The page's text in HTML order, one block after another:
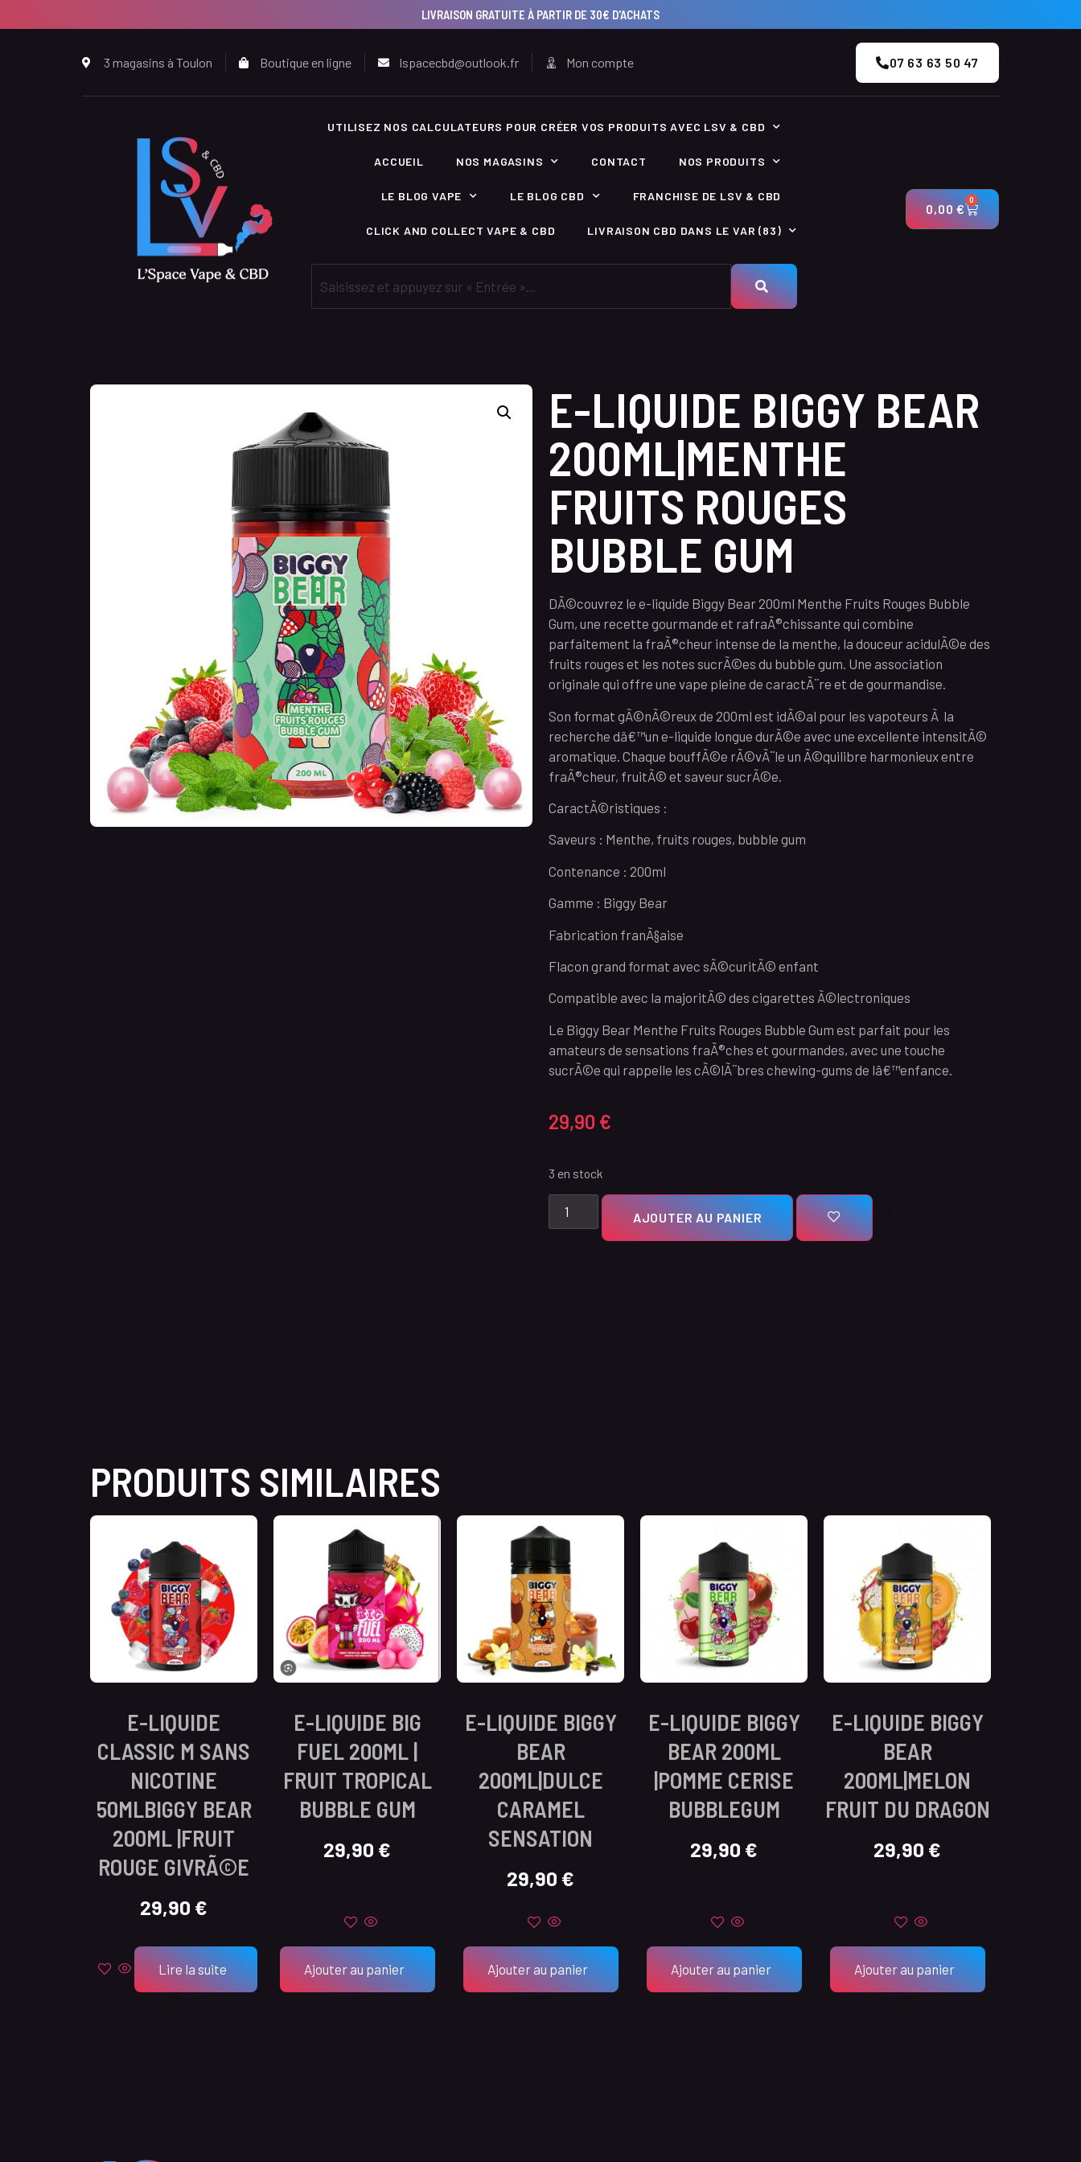
LIVRAISON GRATUITE À PARTIR DE 30€ D'ACHATS
3 magasins à Toulon Boutique en ligne lspacecbd@outlook.fr Mon compte 07 63 63 50 47
UTILISEZ NOS CALCULATEURS POUR CRÉER VOS PRODUITS AVEC LSV & CBD
ACCUEIL NOS MAGASINS CONTACT NOS PRODUITS
LE BLOG VAPE LE BLOG CBD FRANCHISE DE LSV & CBD
CLICK AND COLLECT VAPE & CBD LIVRAISON CBD DANS LE VAR (83)
0,00€
0
E-LIQUIDE BIGGY BEAR
200ML|MENTHE
FRUITS ROUGES
BUBBLE GUM
DÃ©couvrez le e-liquide Biggy Bear 200ml Menthe Fruits Rouges Bubble
Gum, une recette gourmande et rafraÃ®chissante qui combine
parfaitement la fraÃ®cheur intense de la menthe, la douceur acidulÃ©e des
fruits rouges et les notes sucrÃ©es du bubble gum. Une association
originale qui offre une vape pleine de caractÃ¨re et de gourmandise.
Son format gÃ©nÃ©reux de 200ml est idÃ©al pour les vapoteurs Ã la
recherche dâ€™un e-liquide longue durÃ©e avec une excellente intensitÃ©
aromatique. Chaque bouffÃ©e rÃ©vÃ¨le un Ã©quilibre harmonieux entre
fraÃ®cheur, fruitÃ© et saveur sucrÃ©e.
CaractÃ©ristiques :
Saveurs : Menthe, fruits rouges, bubble gum
Contenance : 200ml
Gamme : Biggy Bear
Fabrication franÃ§aise
Flacon grand format avec sÃ©curitÃ© enfant
Compatible avec la majoritÃ© des cigarettes Ã©lectroniques
Le Biggy Bear Menthe Fruits Rouges Bubble Gum est parfait pour les
amateurs de sensations fraÃ®ches et gourmandes, avec une touche
sucrÃ©e qui rappelle les cÃ©lÃ¨bres chewing-gums de lâ€™enfance.
29,90 €
3 en stock
AJOUTER AU PANIER
PRODUITS SIMILAIRES
E-LIQUIDE
CLASSIC M SANS
NICOTINE
50MLBIGGY BEAR
200ML |FRUIT
ROUGE GIVRÃ©E
29,90 €
Lire la suite
E-LIQUIDE BIG
FUEL 200ML |
FRUIT TROPICAL
BUBBLE GUM
29,90 €
Ajouter au panier
E-LIQUIDE BIGGY
BEAR
200ML|DULCE
CARAMEL
SENSATION
29,90 €
Ajouter au panier
E-LIQUIDE BIGGY
BEAR 200ML
|POMME CERISE
BUBBLEGUM
29,90 €
Ajouter au panier
E-LIQUIDE BIGGY
BEAR
200ML|MELON
FRUIT DU DRAGON
29,90 €
Ajouter au panier